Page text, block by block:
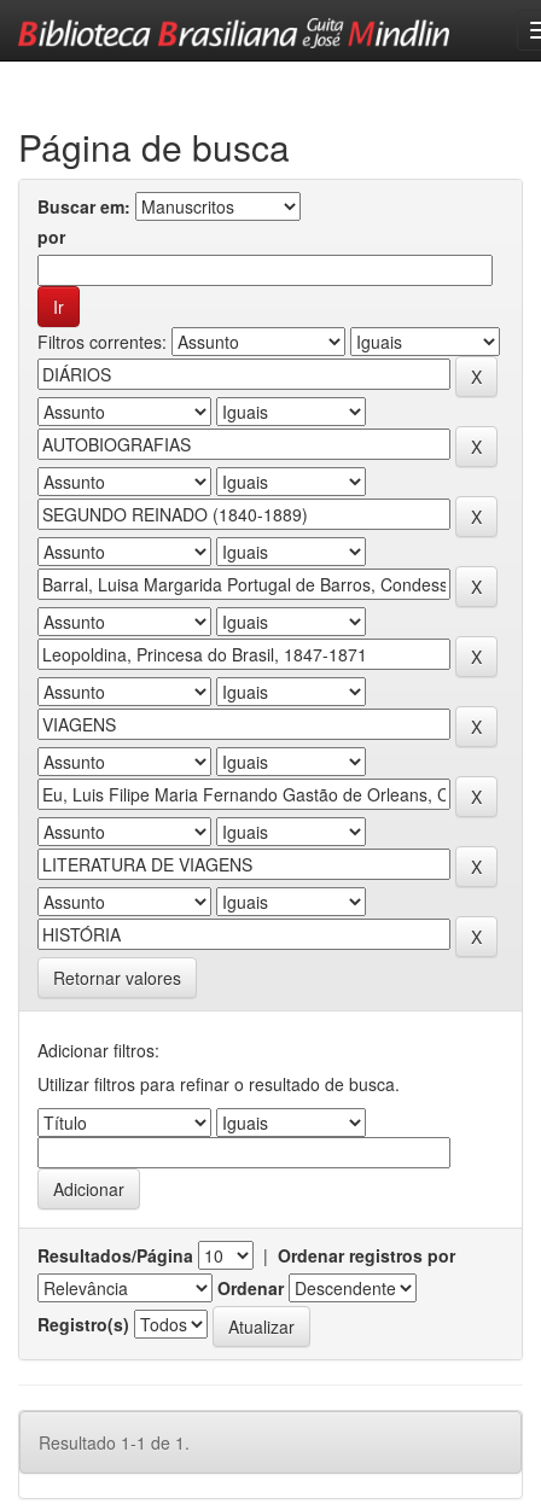
Página de busca
Buscar em:
por
Filtros correntes:
Retornar valores
Adicionar filtros:
Utilizar filtros para refinar o resultado de busca.
Resultados/Página | Ordenar registros por
Ordenar
Registro(s)
Resultado 1-1 de 1.